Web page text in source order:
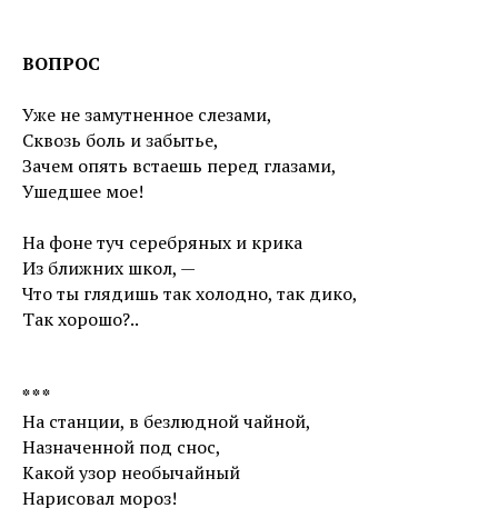
ВОПРОС
Уже не замутненное слезами,
Сквозь боль и забытье,
Зачем опять встаешь перед глазами,
Ушедшее мое!
На фоне туч серебряных и крика
Из ближних школ, —
Что ты глядишь так холодно, так дико,
Так хорошо?..
* * *
На станции, в безлюдной чайной,
Назначенной под снос,
Какой узор необычайный
Нарисовал мороз!